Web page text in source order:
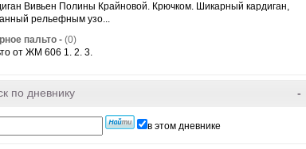
Вивьен Полины Крайновой. Крючком. Шикарный кардиган,
рельефным узо...
пальто - (0)
от ЖМ 606 1. 2. 3.
-
по дневнику
в этом дневнике